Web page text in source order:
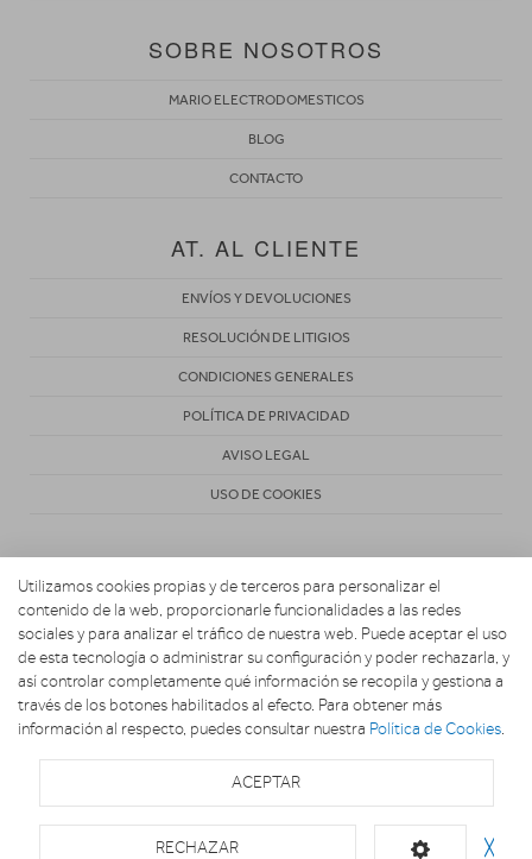
SOBRE NOSOTROS
MARIO ELECTRODOMESTICOS
BLOG
CONTACTO
AT. AL CLIENTE
ENVÍOS Y DEVOLUCIONES
RESOLUCIÓN DE LITIGIOS
CONDICIONES GENERALES
POLÍTICA DE PRIVACIDAD
AVISO LEGAL
USO DE COOKIES
Copyright 2026. MARIO ELECTRODOMESTICOS
Utilizamos cookies propias y de terceros para personalizar el
contenido de la web, proporcionarle funcionalidades a las redes
sociales y para analizar el tráfico de nuestra web. Puede aceptar el uso
de esta tecnología o administrar su configuración y poder rechazarla, y
así controlar completamente qué información se recopila y gestiona a
través de los botones habilitados al efecto. Para obtener más
información al respecto, puedes consultar nuestra Política de Cookies.
ACEPTAR
RECHAZAR ╳